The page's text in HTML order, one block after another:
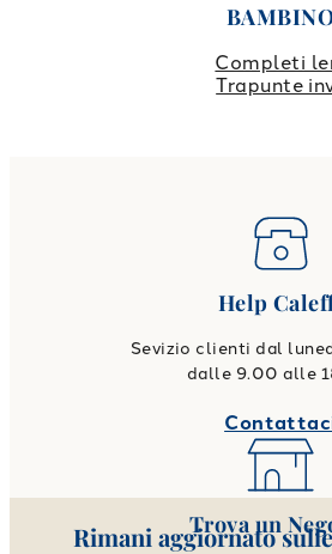
Completi
Trapunte
Help
Sevizio clienti dal
dalle 9.00 alle
Trova un
Rimani aggiornato